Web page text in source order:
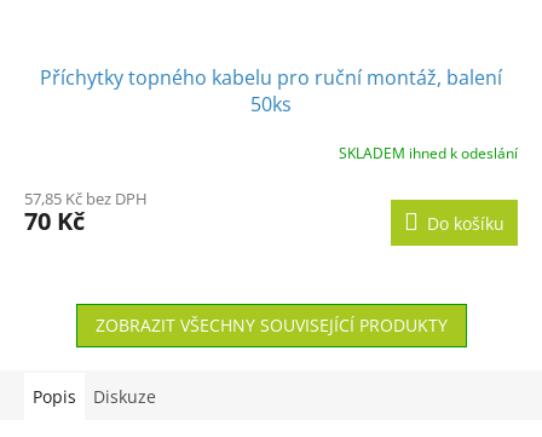
Příchytky topného kabelu pro ruční montáž, balení
50ks
SKLADEM ihned k odeslání
57,85 Kč bez DPH
70 Kč Do košíku
ZOBRAZIT VŠECHNY SOUVISEJÍCÍ PRODUKTY
Popis Diskuze